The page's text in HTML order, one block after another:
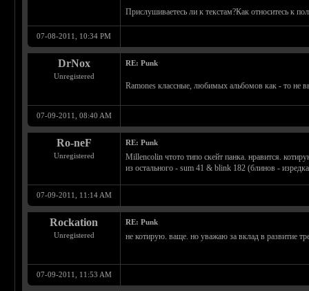
Прислушиваетесь ли к текстам?Как относитесь к
07-08-2011, 10:34 PM
DrNox
Unregistered
RE: Punk
Ramones классные, любимых альбомов как - то не
07-09-2011, 08:40 AM
Ro-neF
Unregistered
RE: Punk
Millencolin чтото типо скейт панка. нравится.
из остального - sum 41 & blink 182 (блинов -
07-09-2011, 11:14 AM
Rockation
Unregistered
RE: Punk
не котирую. ваще. но уважаю за вклад в развитие
07-09-2011, 11:53 AM